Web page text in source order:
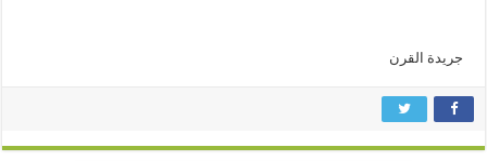
جريدة القرن